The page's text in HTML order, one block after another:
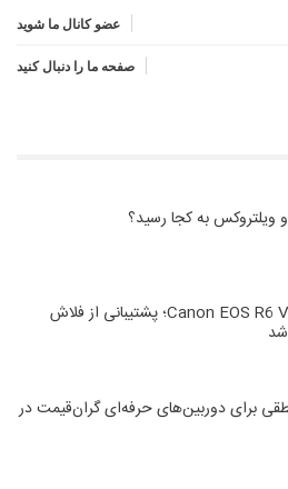
عضو کانال ما شوید
صفحه ما را دنبال کنید
ویلتروکس به کجا رسید؟
آپدیت جدید Canon EOS R6 V؛ پشتیبانی از فلاش
شد
برای دوربین‌های حرفه‌ای گران‌قیمت در